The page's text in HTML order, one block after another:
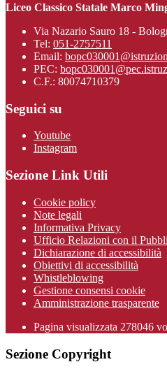
Liceo Classico Statale Marco
Via Nazario Sauro 18 -
Tel: 051-2757511
Email:
PEC:
C.F.: 80074710379
Seguici su
Youtube
Instagram
Sezione Link Utili
Cookie policy
Note legali
Informativa Privacy
Ufficio Relazioni con il
Dichiarazione di accessibilità
Obiettivi di accessibilità
Whistleblowing
Gestione consensi cookie
Amministrazione trasparente
Pagina visualizzata 278046
Sezione Copyright